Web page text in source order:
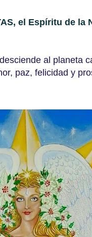
el Espíritu de la
al planeta
paz, felicidad y